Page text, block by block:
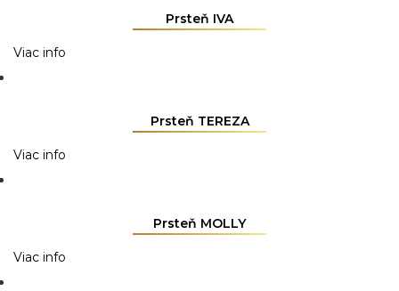
Prsteň IVA
Viac info
Prsteň TEREZA
Viac info
Prsteň MOLLY
Viac info